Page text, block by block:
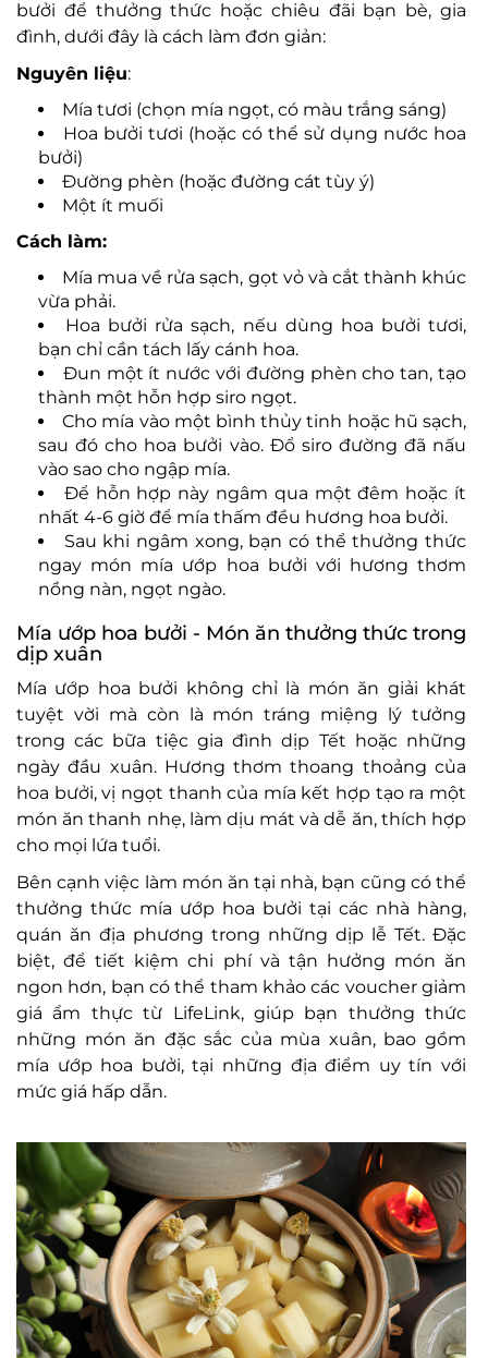
bưởi để thưởng thức hoặc chiêu đãi bạn bè, gia
đình, dưới đây là cách làm đơn giản:
Nguyên liệu:
Mía tươi (chọn mía ngọt, có màu trắng sáng)
Hoa bưởi tươi (hoặc có thể sử dụng nước hoa
bưởi)
Đường phèn (hoặc đường cát tùy ý)
Một ít muối
Cách làm:
Mía mua về rửa sạch, gọt vỏ và cắt thành khúc
vừa phải.
Hoa bưởi rửa sạch, nếu dùng hoa bưởi tươi,
bạn chỉ cần tách lấy cánh hoa.
Đun một ít nước với đường phèn cho tan, tạo
thành một hỗn hợp siro ngọt.
Cho mía vào một bình thủy tinh hoặc hũ sạch,
sau đó cho hoa bưởi vào. Đổ siro đường đã nấu
vào sao cho ngập mía.
Để hỗn hợp này ngâm qua một đêm hoặc ít
nhất 4-6 giờ để mía thấm đều hương hoa bưởi.
Sau khi ngâm xong, bạn có thể thưởng thức
ngay món mía ướp hoa bưởi với hương thơm
nồng nàn, ngọt ngào.
Mía ướp hoa bưởi - Món ăn thưởng thức trong
dịp xuân
Mía ướp hoa bưởi không chỉ là món ăn giải khát
tuyệt vời mà còn là món tráng miệng lý tưởng
trong các bữa tiệc gia đình dịp Tết hoặc những
ngày đầu xuân. Hương thơm thoang thoảng của
hoa bưởi, vị ngọt thanh của mía kết hợp tạo ra một
món ăn thanh nhẹ, làm dịu mát và dễ ăn, thích hợp
cho mọi lứa tuổi.
Bên cạnh việc làm món ăn tại nhà, bạn cũng có thể
thưởng thức mía ướp hoa bưởi tại các nhà hàng,
quán ăn địa phương trong những dịp lễ Tết. Đặc
biệt, để tiết kiệm chi phí và tận hưởng món ăn
ngon hơn, bạn có thể tham khảo các voucher giảm
giá ẩm thực từ LifeLink, giúp bạn thưởng thức
những món ăn đặc sắc của mùa xuân, bao gồm
mía ướp hoa bưởi, tại những địa điểm uy tín với
mức giá hấp dẫn.